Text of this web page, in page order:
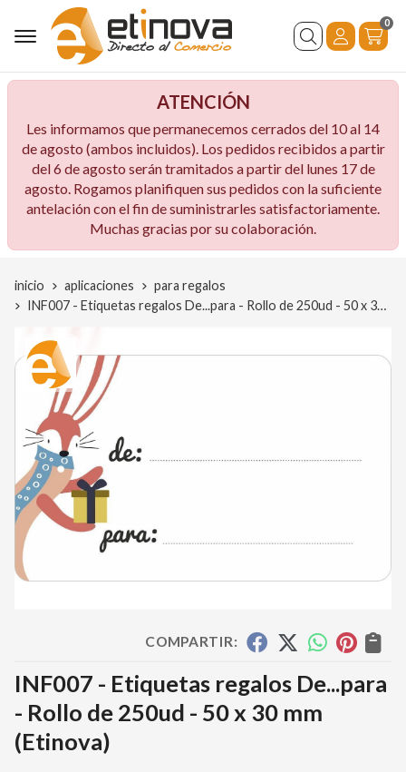
Buscar
0
ATENCIÓN
Les informamos que permanecemos cerrados del 10 al 14
de agosto (ambos incluidos). Los pedidos recibidos a partir
del 6 de agosto serán tramitados a partir del lunes 17 de
agosto. Rogamos planifiquen sus pedidos con la suficiente
antelación con el fin de suministrarles satisfactoriamente.
Muchas gracias por su colaboración.
inicio aplicaciones
para regalos
INF007 - Etiquetas regalos De...para - Rollo de 250ud - 50 x 30 mm
COMPARTIR:
INF007 - Etiquetas regalos De...para
- Rollo de 250ud - 50 x 30 mm
(Etinova)